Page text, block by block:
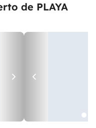
de PLAYA